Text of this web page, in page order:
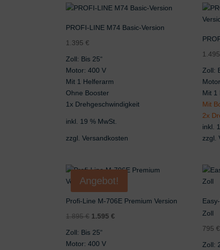
PROFI-LINE M74 Basic-Version
1.395€
Zoll: Bis 25“
Motor: 400 V
Mit 1 Helferarm
Ohne Booster
1x Drehgeschwindigkeit
inkl. 19 % MwSt.
zzgl.Versandkosten
Zoll:
Mit 1
Mit
2x
inkl.
zzgl.
Angebot!
Profi-Line M-706E Premium Version
1.895€ Ursprünglicher
1.595€
Zoll: Bis 25“
Motor: 400 V
Zoll
795€
Zoll: